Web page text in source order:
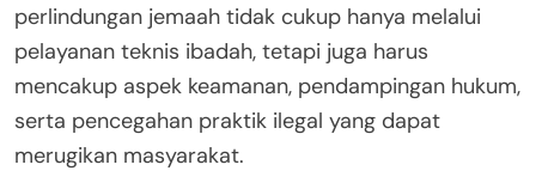
perlindungan jemaah tidak cukup hanya melalui
pelayanan teknis ibadah, tetapi juga harus
mencakup aspek keamanan, pendampingan hukum,
serta pencegahan praktik ilegal yang dapat
merugikan masyarakat.